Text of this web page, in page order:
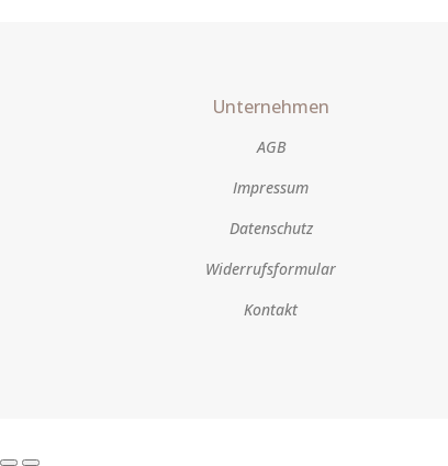
Unternehmen
AGB
Impressum
Datenschutz
Widerrufsformular
Kontakt